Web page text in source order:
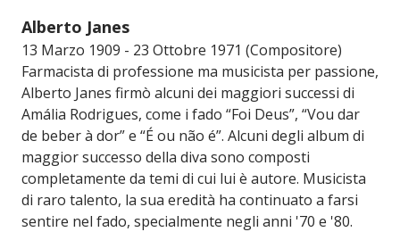
Alberto Janes
13 Marzo 1909 - 23 Ottobre 1971 (Compositore)
Farmacista di professione ma musicista per passione,
Alberto Janes firmò alcuni dei maggiori successi di
Amália Rodrigues, come i fado “Foi Deus”, “Vou dar
de beber à dor” e “É ou não é”. Alcuni degli album di
maggior successo della diva sono composti
completamente da temi di cui lui è autore. Musicista
di raro talento, la sua eredità ha continuato a farsi
sentire nel fado, specialmente negli anni '70 e '80.